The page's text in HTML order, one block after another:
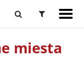
miesta